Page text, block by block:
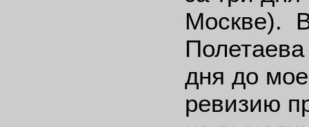
Москве).
дня до
ревизию